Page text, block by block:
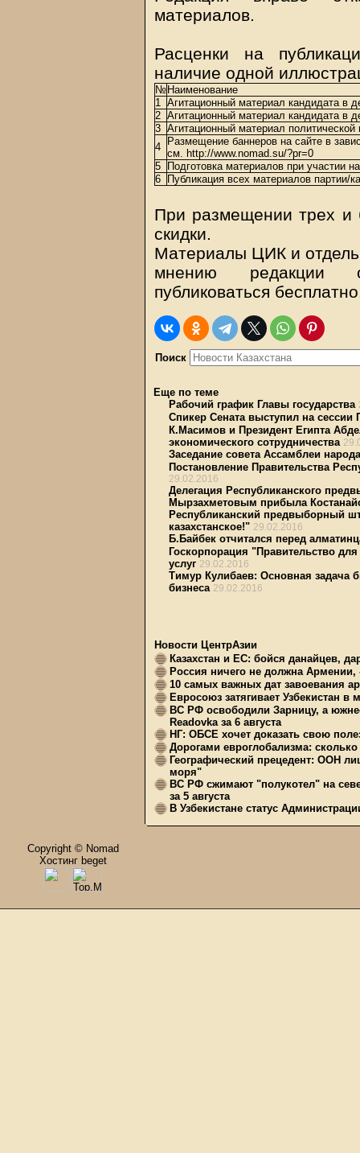
материалов.
Расценки на
наличие одной
№ Наименование
1 Агитационный материал кандидата в
2 Агитационный материал кандидата в
3 Агитационный материал политической
4
Размещение баннеров на сайте в
см. http://www.nomad.su/?pr=0
5
Подготовка материалов при участии
6
Публикация всех материалов партии/
При размещении трех и
скидки.
Материалы ЦИК и
мнению редакции
публиковаться
Поиск
Еще по теме
Рабочий график Главы государства
Спикер Сената выступил на
К.Масимов и Президент Египта
экономического сотрудничества
Заседание совета Ассамблеи
Постановление Правительства
29.02.2016
Делегация Республиканского
Мырзахметовым прибыла
Республиканский предвыборный
казахстанское!" 29.02.2016
Б.Байбек отчитался перед
Госкорпорация "Правительство
услуг 29.02.2016
Тимур Кулибаев: Основная задача
бизнеса 29.02.2016
Новости ЦентрАзии
Казахстан и ЕС: бойся данайцев,
Россия ничего не должна Армении,
10 самых важных дат завоевания
Евросоюз затягивает Узбекистан
ВС РФ освободили Зарницу, а
Readovka за 6 августа
НГ: ОБСЕ хочет доказать свою
Дорогами евроглобализма:
Географический прецедент: ООН
моря"
ВС РФ сжимают "полукотел" на
за 5 августа
В Узбекистане статус
Copyright © Nomad
Хостинг beget